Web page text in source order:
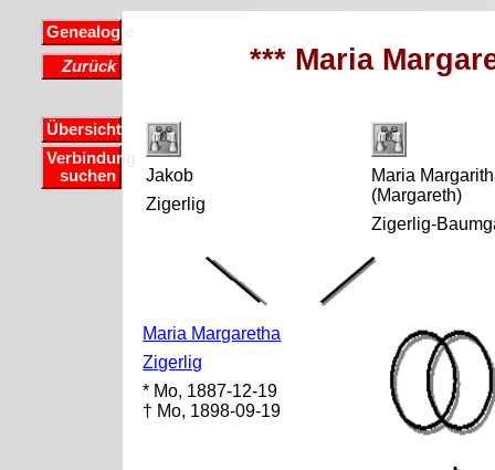
Genealogie
Zurück
Übersicht
Verbindung
suchen
*** Maria
Jakob
Zigerlig
Maria
(Margareth)
Zigerlig-
Maria Margaretha
Zigerlig
* Mo, 1887-12-19
† Mo, 1898-09-19